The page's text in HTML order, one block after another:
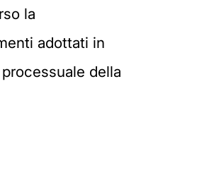
la
adottati in
della